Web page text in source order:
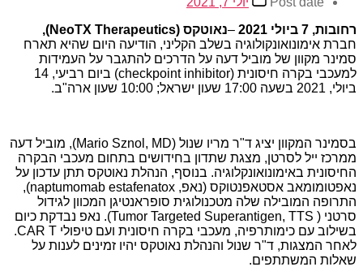
רחובות, 7 ביולי 202 1
–נאוטקס (NeoTX Therapeutics
),
חברת אימונואונקולוגיה בשלב הקליני, הודיעה היום שהיא תארח
סמינר מקוון של מוביל דעה על הדרכים להתגבר על העמידות
למעכבי בקרה חיסונית (checkpoint inhibitor) ביום רביעי, 14
ביולי, 2021 בשעה 17:00 שעון ישראל; 10:00 שעון ארה"ב.
בסמינר המקוון יציג ד"ר מריו שנול (Mario Sznol, MD), מוביל דעה
ממרכז ייל לסרטן, מצגת שתדון בחידושים בתחום מעכבי הבקרה
החיסונית באימונואונקלוגיה. בנוסף, הנהלת נאוטקס תתן עדכון על
נאפטומומאב אסטאפנטוקס (נאפ, naptumomab estafenatox),
התרופה המובילה שלה מטכנולוגית סופראנטיגן המכוון לגידול
סרטני ( Tumor Targeted Superantigen, TTS). נאפ נבדקת כיום
בשילוב עם כימותרפיה, מעכבי בקרה חיסונית ועם טיפולי CAR T.
לאחר המצגות, ד"ר שנול והנהלת נאוטקס יהיו זמינים לענות על
שאלות המשתתפים.